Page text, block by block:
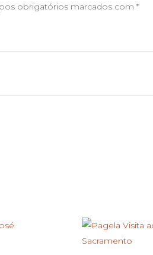
obrigatórios marcados com *